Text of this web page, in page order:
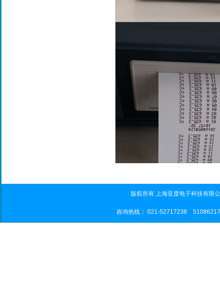
版权所有 上海亚度电子科技有限
咨询热线： 021-52717238